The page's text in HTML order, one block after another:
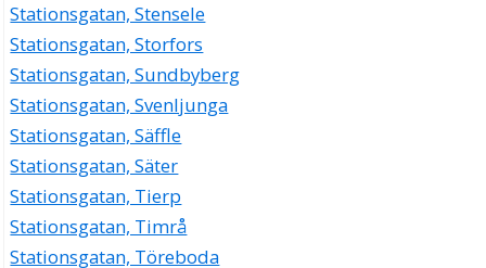
Stationsgatan, Stensele
Stationsgatan, Storfors
Stationsgatan, Sundbyberg
Stationsgatan, Svenljunga
Stationsgatan, Säffle
Stationsgatan, Säter
Stationsgatan, Tierp
Stationsgatan, Timrå
Stationsgatan, Töreboda